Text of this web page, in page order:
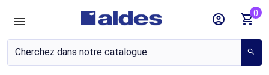
search
account_circle shopping_cart0